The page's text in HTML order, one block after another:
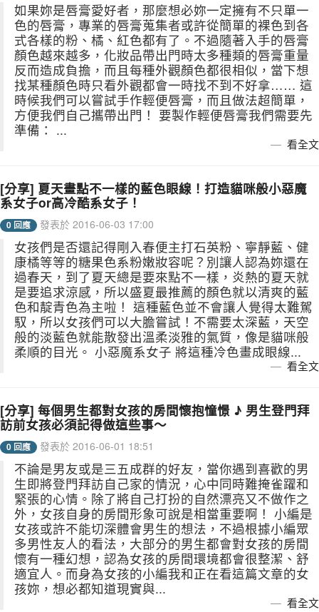
如果妳是唇膏愛好者，那麼想必妳一定擁有不只單一
色的唇膏，專業的唇膏蒐集者或許從簡單的裸色到各
式各樣的粉、橘、紅色都有了。不過隨著入手的唇膏
顏色越來越多，化妝品帶出門時太多種類的唇膏重量
反而造成負擔，而且每種外觀顏色都很相似，當下想
找某種顏色時只看外觀都會一時找不到不好拿…… 這
時候我們可以嘗試手作輕便唇膏，而且做法超簡單，
方便我們自己攜帶出門！ 要製作輕便唇膏我們需要先
準備： ...
看全文
[分享] 夏天畫點不一樣的藍色眼線！打造貓咪般小惡魔
系女子or高冷酷系女子！
0 回應 發表於 2016-06-03 17:00
女孩們是否還記得剛入春便主打石英粉、寧靜藍、健
康橘等等的糖果色系粉嫩妝容呢？別讓人認為妳還在
過春天，到了夏天總是要來點不一樣，炎熱的夏天就
是要追求涼感，所以盛夏最推薦的顏色就以清爽的藍
色和靛青色為主啦！ 這種藍色並不會讓人覺得太難駕
馭，所以女孩們可以大膽嘗試！不需要太深藍，天空
般的淡藍色就能散發出溫柔淡雅的氣質，像是貓咪般
柔順的目光。 小惡魔系女子 將這種冷色畫成眼線...
看全文
[分享] 每個男生都對女孩的房間懷抱憧憬 ♪ 男生登門拜
訪前女孩必須記得做這些事～
0 回應 發表於 2016-06-01 18:51
不論是男友或是三五成群的好友，當你遇到喜歡的男
生即將登門拜訪自己家的情況，心中同時難掩雀躍和
緊張的心情。除了將自己打扮的自然漂亮又不做作之
外，女孩自身的房間形象可說是相當重要啊！ 小編是
女孩或許不能切深體會男生的想法，不過根據小編眾
多男性友人的看法，大部分的男生都會對女孩的房間
懷有一種幻想，認為女孩的房間環境都會很整潔、舒
適宜人。而身為女孩的小編我和正在看這篇文章的女
孩妳，想必都知道現實與...
看全文